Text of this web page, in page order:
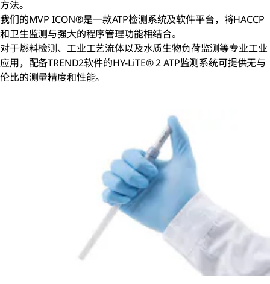
方法。
我们的MVP ICON®是一款ATP检测系统及软件平台，将HACCP
和卫生监测与强大的程序管理功能相结合。
对于燃料检测、工业工艺流体以及水质生物负荷监测等专业工业
应用，配备TREND2软件的HY-LiTE® 2 ATP监测系统可提供无与
伦比的测量精度和性能。